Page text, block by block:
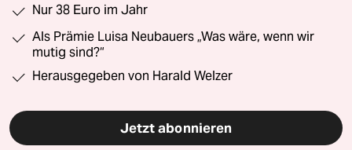
Nur 38 Euro im Jahr
Als Prämie Luisa Neubauers „Was wäre, wenn wir
mutig sind?“
Herausgegeben von Harald Welzer
Jetzt abonnieren